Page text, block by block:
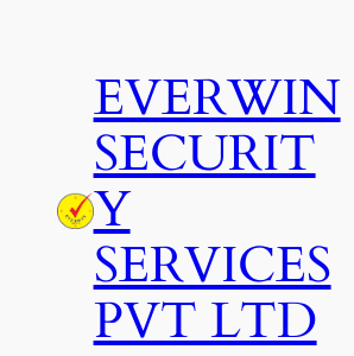
EVERWIN
SECURIT
Y
SERVICES
PVT LTD